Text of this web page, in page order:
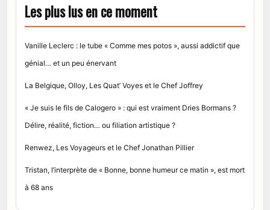
Les plus lus en ce moment
Vanille Leclerc : le tube « Comme mes potos », aussi addictif que
génial… et un peu énervant
La Belgique, Olloy, Les Quat’ Voyes et le Chef Joffrey
« Je suis le fils de Calogero » : qui est vraiment Dries Bormans ?
Délire, réalité, fiction… ou filiation artistique ?
Renwez, Les Voyageurs et le Chef Jonathan Pillier
Tristan, l’interprète de « Bonne, bonne humeur ce matin », est mort
à 68 ans